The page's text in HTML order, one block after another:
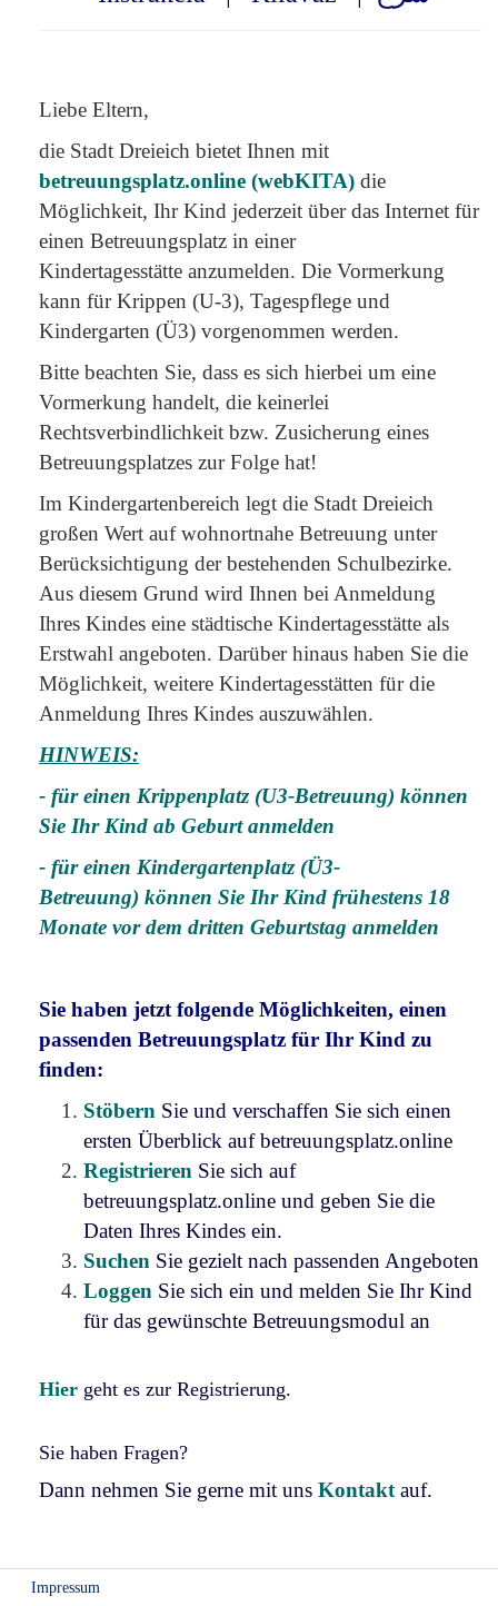
Liebe Eltern,
die Stadt Dreieich bietet Ihnen mit
betreuungsplatz.online (webKITA) die
Möglichkeit, Ihr Kind jederzeit über das Internet für
einen Betreuungsplatz in einer
Kindertagesstätte anzumelden. Die Vormerkung
kann für Krippen (U-3), Tagespflege und
Kindergarten (Ü3) vorgenommen werden.
Bitte beachten Sie, dass es sich hierbei um eine
Vormerkung handelt, die keinerlei
Rechtsverbindlichkeit bzw. Zusicherung eines
Betreuungsplatzes zur Folge hat!
Im Kindergartenbereich legt die Stadt Dreieich
großen Wert auf wohnortnahe Betreuung unter
Berücksichtigung der bestehenden Schulbezirke.
Aus diesem Grund wird Ihnen bei Anmeldung
Ihres Kindes eine städtische Kindertagesstätte als
Erstwahl angeboten. Darüber hinaus haben Sie die
Möglichkeit, weitere Kindertagesstätten für die
Anmeldung Ihres Kindes auszuwählen.
HINWEIS:
- für einen Krippenplatz (U3-Betreuung) können
Sie Ihr Kind ab Geburt anmelden
- für einen Kindergartenplatz (Ü3-
Betreuung) können Sie Ihr Kind frühestens 18
Monate vor dem dritten Geburtstag anmelden
Sie haben jetzt folgende Möglichkeiten, einen
passenden Betreuungsplatz für Ihr Kind zu
finden:
Stöbern Sie und verschaffen Sie sich einen
ersten Überblick auf betreuungsplatz.online
Registrieren Sie sich auf
betreuungsplatz.online und geben Sie die
Daten Ihres Kindes ein.
Suchen Sie gezielt nach passenden Angeboten
Loggen Sie sich ein und melden Sie Ihr Kind
für das gewünschte Betreuungsmodul an
Hier geht es zur Registrierung.
Sie haben Fragen?
Dann nehmen Sie gerne mit uns Kontakt auf.
Impressum